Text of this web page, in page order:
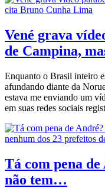
Vené grava
de Campina,
Enquanto o Brasil inteiro
afundando diante da
estava me enviando um
em suas redes sociais
Tá com pena
não tem…